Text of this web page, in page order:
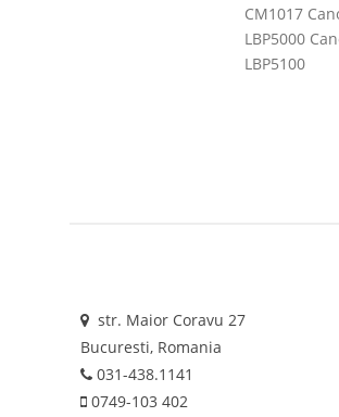
CM1017
LBP5000
LBP5100
str. Maior Coravu 27
Bucuresti, Romania
031-438.1141
0749-103 402